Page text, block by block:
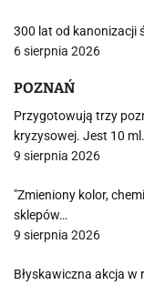
300 lat od kanonizacji
6 sierpnia 2026
POZNAŃ
Przygotowują trzy
kryzysowej. Jest 10
9 sierpnia 2026
"Zmieniony kolor,
sklepów…
9 sierpnia 2026
Błyskawiczna akcja w